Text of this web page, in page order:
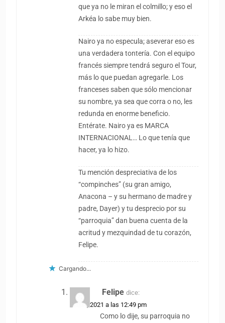
que ya no le miran el colmillo; y eso el
Arkéa lo sabe muy bien.
Nairo ya no especula; aseverar eso es
una verdadera tontería. Con el equipo
francés siempre tendrá seguro el Tour,
más lo que puedan agregarle. Los
franceses saben que sólo mencionar
su nombre, ya sea que corra o no, les
redunda en enorme beneficio.
Entérate. Nairo ya es MARCA
INTERNACIONAL… Lo que tenía que
hacer, ya lo hizo.
Tu mención despreciativa de los
“compinches” (su gran amigo,
Anacona – y su hermano de madre y
padre, Dayer) y tu desprecio por su
“parroquia” dan buena cuenta de la
acritud y mezquindad de tu corazón,
Felipe.
Cargando...
Felipe dice:
1 abril, 2021 a las 12:49 pm
Como lo dije, su parroquia no